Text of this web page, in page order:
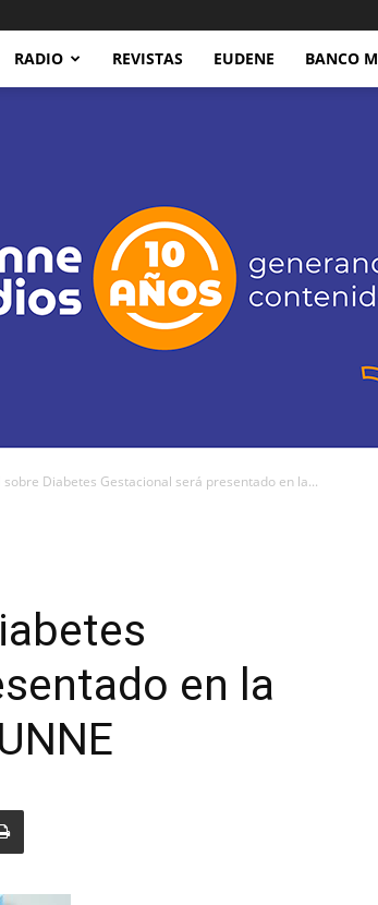
RADIO REVISTAS EUDENE BANCO
sobre Diabetes Gestacional será presentado en la...
en la